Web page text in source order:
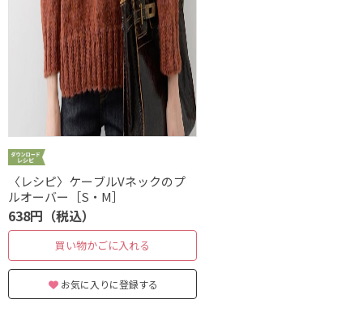
〈レシピ〉ケーブルVネックのプ
ルオーバー［S・M］
638円（税込）
買い物かごに入れる
お気に入りに登録する